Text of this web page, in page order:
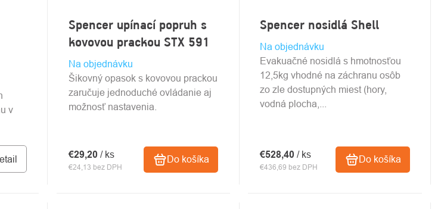
v
Spencer upínací popruh s
kovovou prackou STX 591
Na objednávku
€24,13 bez DPH
€29,20 / ks Do košíka
Šikovný opasok s kovovou prackou
zaručuje jednoduché ovládanie aj
možnosť nastavenia.
Spencer nosidlá Shell
Na objednávku
€436,69 bez DPH
€528,40/ ks Do košíka
Evakuačné nosidlá s hmotnosťou
12,5kg vhodné na záchranu osôb
zo zle dostupných miest (hory,
vodná plocha,...